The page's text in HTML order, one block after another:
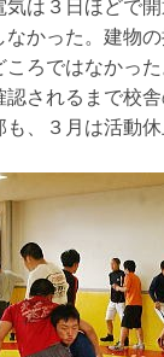
は３日ほどで
なかった。建物
ろではなかっ
されるまで校
も、３月は活動